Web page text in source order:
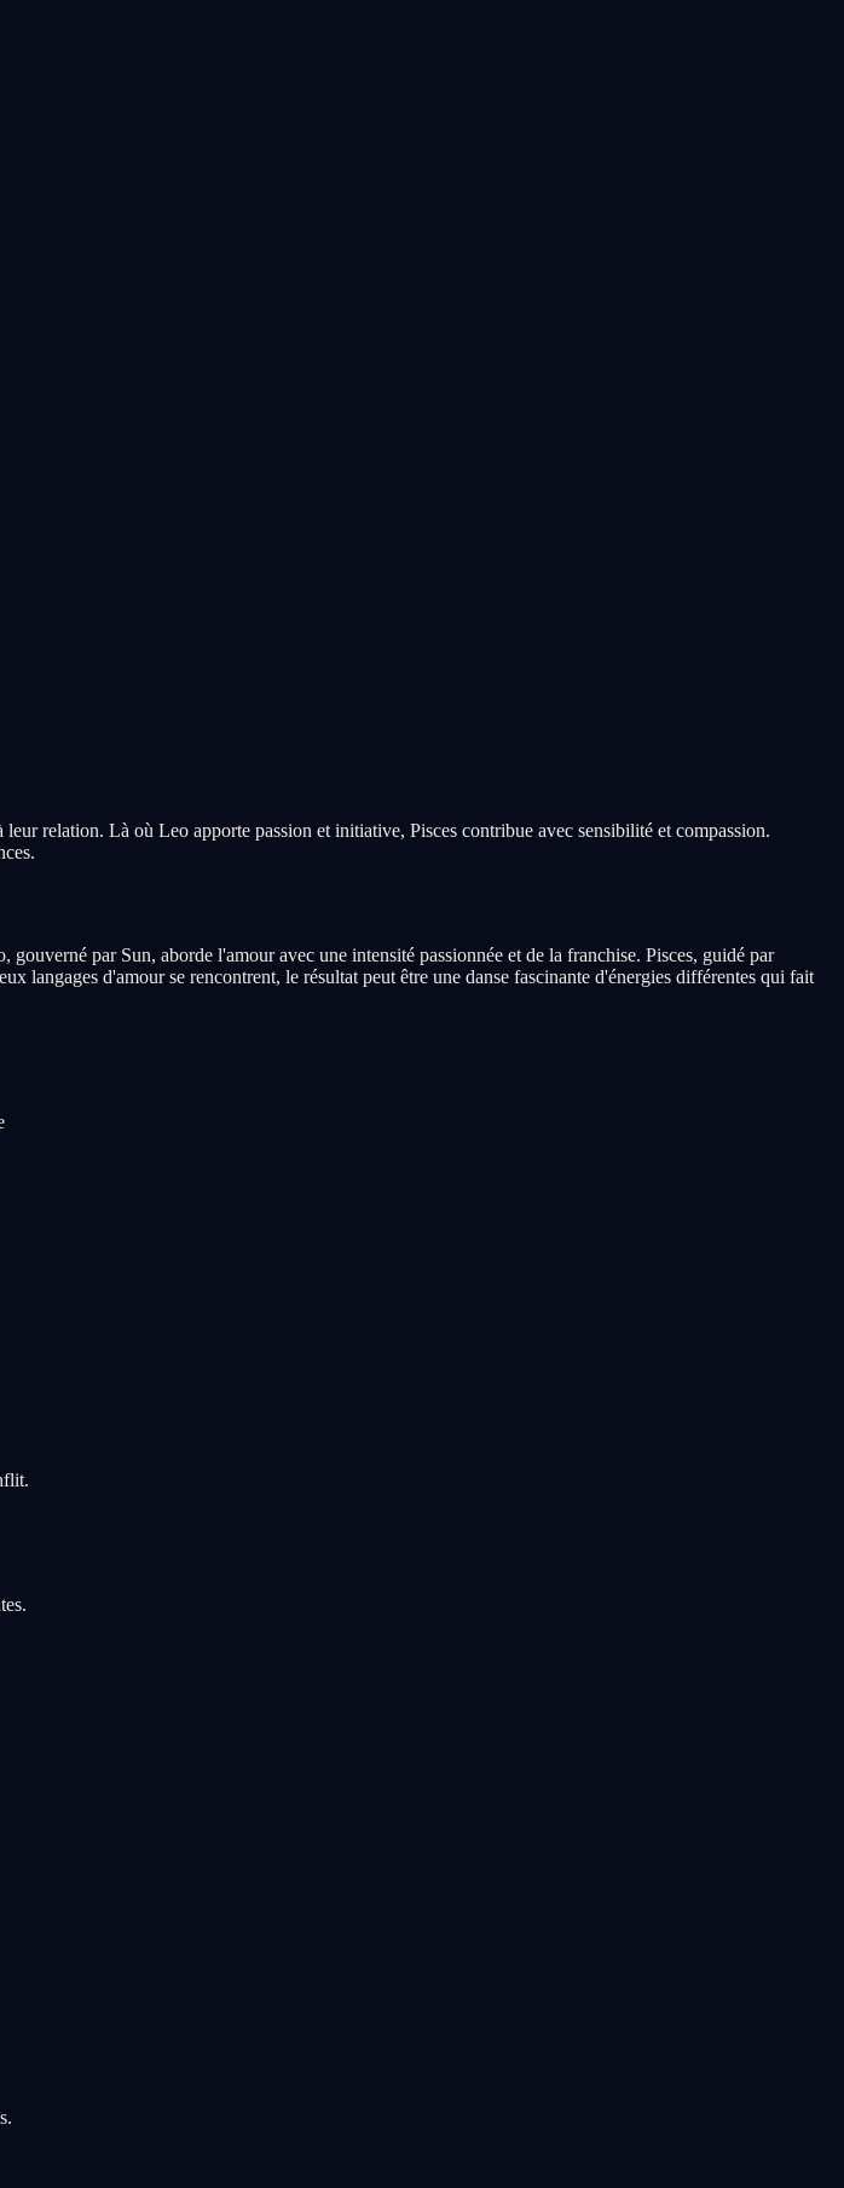
relation. Là où Leo apporte passion et initiative, Pisces contribue avec sensibilité et compassion.
par Sun, aborde l'amour avec une intensité passionnée et de la franchise. Pisces, guidé par
langages d'amour se rencontrent, le résultat peut être une danse fascinante d'énergies différentes qui fait